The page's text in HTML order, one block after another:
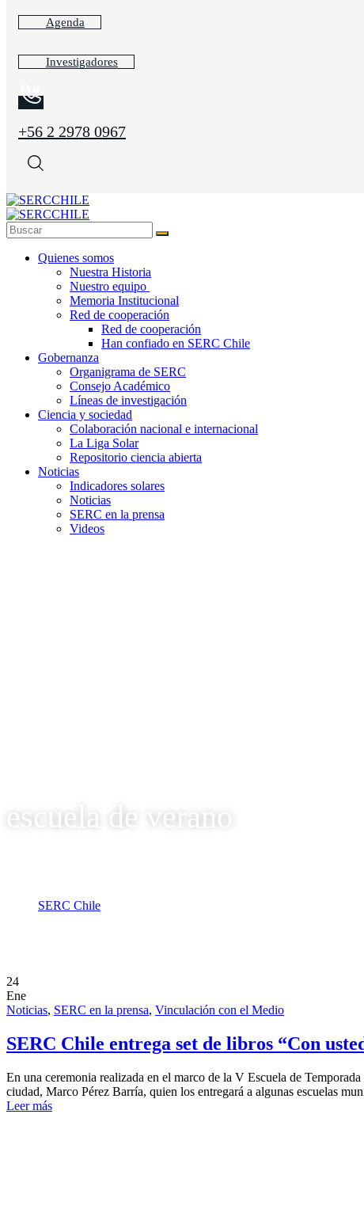
Agenda
Investigadores
+56 2 2978 0967
Quienes somos
Nuestra Historia
Nuestro equipo
Memoria Institucional
Red de cooperación
Red de cooperación
Han confiado en SERC Chile
Gobernanza
Organigrama de SERC
Consejo Académico
Líneas de investigación
Ciencia y sociedad
Colaboración nacional e internacional
La Liga Solar
Repositorio ciencia abierta
Noticias
Indicadores solares
Noticias
SERC en la prensa
Videos
escuela de verano
SERC Chile
24
Ene
Noticias, SERC en la prensa, Vinculación con el Medio
SERC Chile entrega set de libros “Con
En una ceremonia realizada en el marco de la V Escuela de
ciudad, Marco Pérez Barría, quien los entregará a algunas escuelas
Leer más